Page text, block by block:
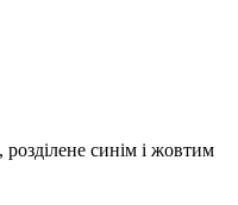
синім і жовтим